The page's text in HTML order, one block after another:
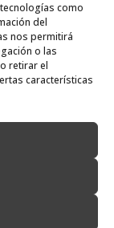
como
del
nos permitirá
o las
retirar el
características
de Murcia. Diseñada